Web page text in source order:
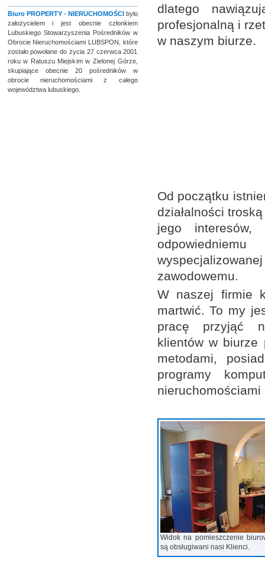
Biuro PROPERTY - NIERUCHOMOŚCIbyło
założycielem i jest obecnie członkiem
Lubuskiego Stowarzyszenia Pośredników w
Obrocie Nieruchomościami LUBSPON, które
zostało powołane do życia 27 czerwca 2001
roku w Ratuszu Miejskim w Zielonej Górze,
skupiające obecnie 20 pośredników w
obrocie nieruchomościami z całego
województwa lubuskiego.
dlatego
profesjonalną i
w naszym biurze.
Od początku
działalności
jego
zawodowemu.
W naszej firmie
martwić. To my
pracę przyjąć
klientów w biurze
metodami,
programy
Widok na pomieszczenie
są obsługiwani nasi Klienci.